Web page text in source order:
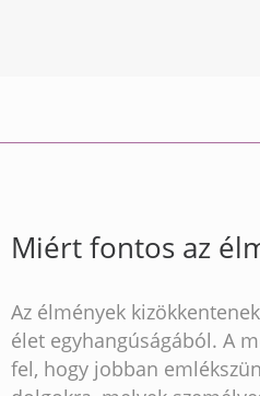
Miért fontos az
Az élmények
élet egyhangúságából. A
fel, hogy jobban